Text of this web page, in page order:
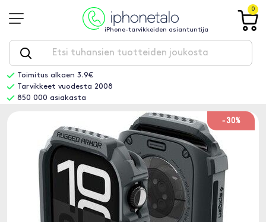
iPhone-tarvikkeiden asiantuntija
0
Toimitus alkaen 3.9€
Tarvikkeet vuodesta 2008
850 000 asiakasta
-30%